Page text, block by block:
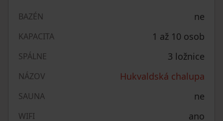
BAZÉN ne
KAPACITA 1 až 10 osob
SPÁLNE 3 ložnice
NÁZOV Hukvaldská chalupa
SAUNA ne
WIFI ano